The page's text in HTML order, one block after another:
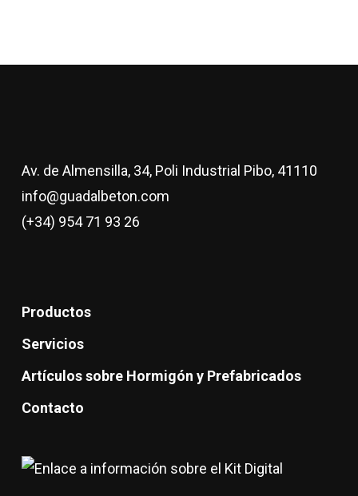
Av. de Almensilla, 34, Poli Industrial Pibo, 41110
info@guadalbeton.com
(+34) 954 71 93 26
Productos
Servicios
Artículos sobre Hormigón y Prefabricados
Contacto